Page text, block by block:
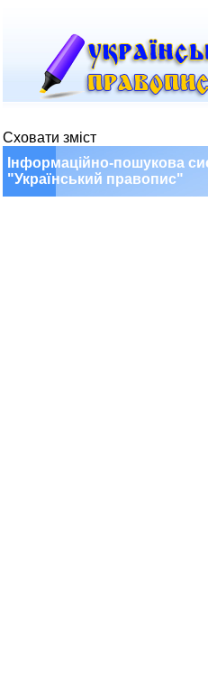
Сховати зміст
Інформаційно-пошукова
"Український правопис"